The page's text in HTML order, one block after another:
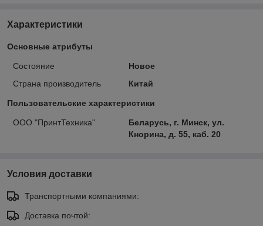
Характеристики
Основные атрибуты
Состояние
Новое
Страна производитель
Китай
Пользовательские характеристики
ООО "ПринтТехника"
Беларусь, г. Минск, ул.
Кнорина, д. 55, каб. 20
Условия доставки
Транспортными компаниями:
Доставка почтой: